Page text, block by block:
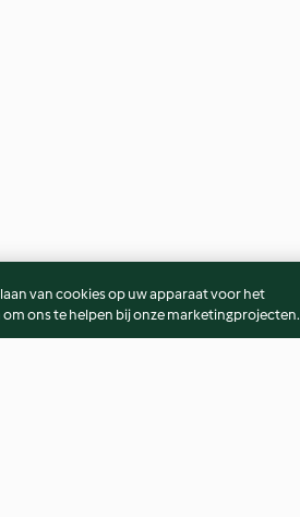
van cookies op uw apparaat voor het
ons te helpen bij onze marketingprojecten.